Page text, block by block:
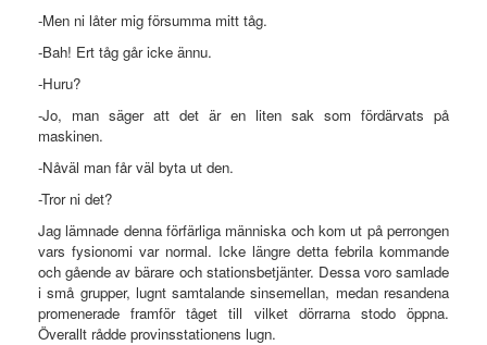
-Men ni låter mig försumma mitt tåg.
-Bah! Ert tåg går icke ännu.
-Huru?
-Jo, man säger att det är en liten sak som fördärvats på
maskinen.
-Nåväl man får väl byta ut den.
-Tror ni det?
Jag lämnade denna förfärliga människa och kom ut på perrongen
vars fysionomi var normal. Icke längre detta febrila kommande
och gående av bärare och stationsbetjänter. Dessa voro samlade
i små grupper, lugnt samtalande sinsemellan, medan resandena
promenerade framför tåget till vilket dörrarna stodo öppna.
Överallt rådde provinsstationens lugn.